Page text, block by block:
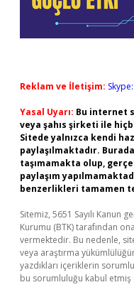
Reklam ve İletişim:
Yasal Uyarı: Bu internet
veya şahıs şirketi ile
Sitede yalnızca kendi
paylaşılmaktadır.
taşımamakta olup,
paylaşım
benzerlikleri tamamen
Sitemiz, 5651 Sayılı Kanun
Kurumu (BTK) tarafından
vermektedir. Bu nedenle,
veya araştırma
yazdıkları içeriklerin
bu sorumluluğu kabul etmiş